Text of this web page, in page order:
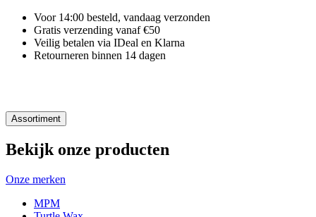
Voor 14:00 besteld, vandaag verzonden
Gratis verzending vanaf €50
Veilig betalen via IDeal en Klarna
Retourneren binnen 14 dagen
Assortiment
Bekijk onze producten
Onze merken
MPM